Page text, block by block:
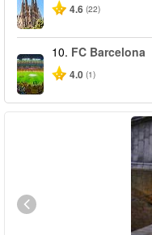
4.6 (22)
10. FC Barcelona
4.0 (1)